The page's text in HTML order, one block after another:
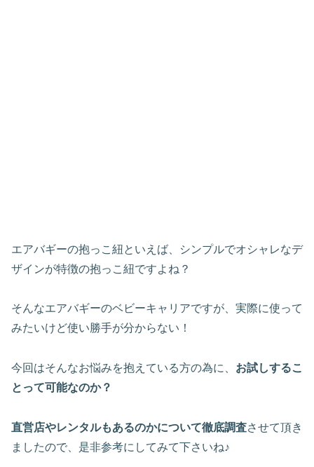
エアバギーの抱っこ紐といえば、シンプルでオシャレなデ
ザインが特徴の抱っこ紐ですよね？
そんなエアバギーのベビーキャリアですが、実際に使って
みたいけど使い勝手が分からない！
今回はそんなお悩みを抱えている方の為に、 お試しするこ
とって可能なのか？
直営店やレンタルもあるのかについて徹底調査させて頂き
ましたので、是非参考にしてみて下さいね♪